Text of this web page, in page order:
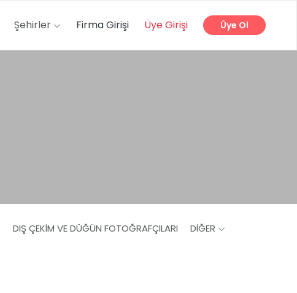
Şehirler Firma Girişi Üye Girişi Üye Ol
DIŞ ÇEKIM VE DÜĞÜN FOTOĞRAFÇILARI DIĞER